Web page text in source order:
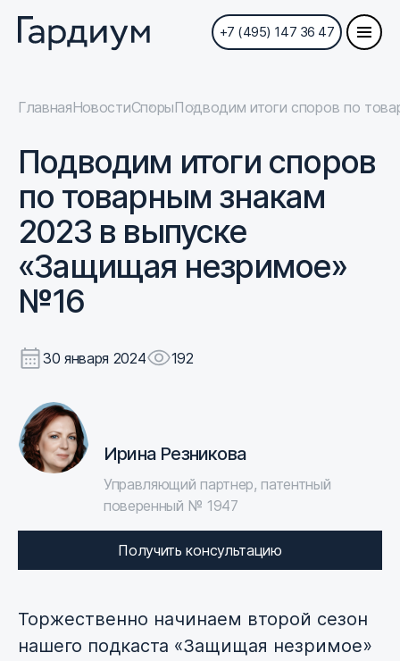
+7 (495) 147 36 47
ГлавнаяНовостиСпорыПодводим итоги споров по
Подводим итоги споров
по товарным знакам
2023 в выпуске
«Защищая незримое»
№16
30 января 2024 192
Торжественно начинаем второй сезон
нашего подкаста «Защищая незримое»
Ирина Резникова
Управляющий партнер, патентный
поверенный № 1947
Получить консультацию